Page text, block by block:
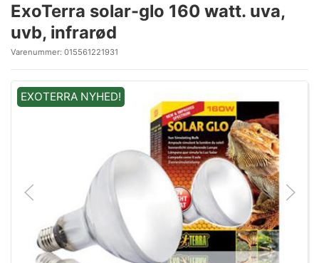
ExoTerra solar-glo 160 watt. uva,
uvb, infrarød
Varenummer: 015561221931
EXOTERRA NYHED!